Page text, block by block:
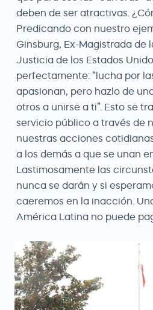
deben de ser atractivas.
Predicando con nuestro
Ginsburg, Ex-Magistrada de
Justicia de los Estados
perfectamente: “lucha por
apasionan, pero hazlo de
otros a unirse a ti”. Esto se
servicio público a través de
nuestras acciones
a los demás a que se unan
Lastimosamente las
nunca se darán y si
caeremos en la inacción.
América Latina no puede